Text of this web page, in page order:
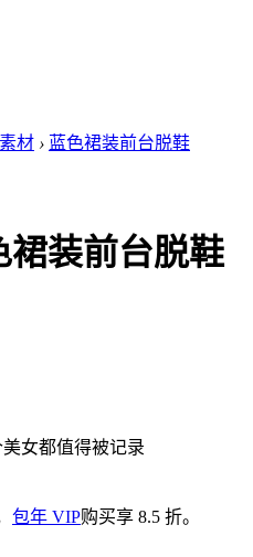
材 › 蓝色裙装前台脱鞋
裙装前台脱鞋
女都值得被记录
包年 VIP购买享 8.5 折。